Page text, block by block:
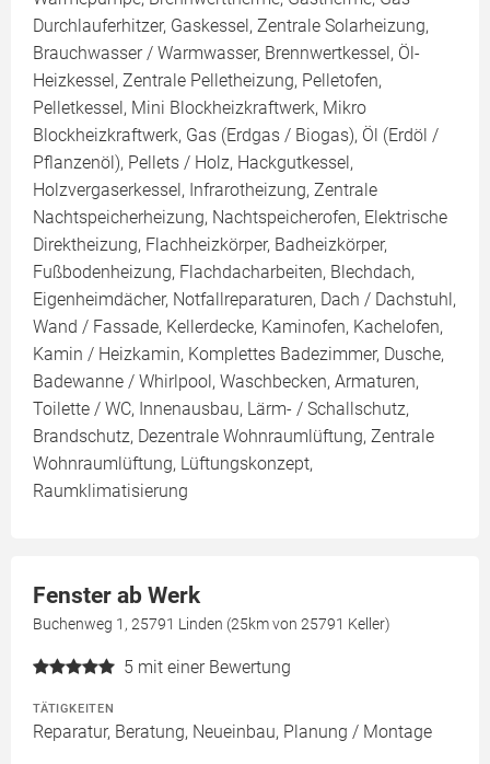
Durchlauferhitzer, Gaskessel, Zentrale Solarheizung,
Brauchwasser / Warmwasser, Brennwertkessel, Öl-
Heizkessel, Zentrale Pelletheizung, Pelletofen,
Pelletkessel, Mini Blockheizkraftwerk, Mikro
Blockheizkraftwerk, Gas (Erdgas / Biogas), Öl (Erdöl /
Pflanzenöl), Pellets / Holz, Hackgutkessel,
Holzvergaserkessel, Infrarotheizung, Zentrale
Nachtspeicherheizung, Nachtspeicherofen, Elektrische
Direktheizung, Flachheizkörper, Badheizkörper,
Fußbodenheizung, Flachdacharbeiten, Blechdach,
Eigenheimdächer, Notfallreparaturen, Dach / Dachstuhl,
Wand / Fassade, Kellerdecke, Kaminofen, Kachelofen,
Kamin / Heizkamin, Komplettes Badezimmer, Dusche,
Badewanne / Whirlpool, Waschbecken, Armaturen,
Toilette / WC, Innenausbau, Lärm- / Schallschutz,
Brandschutz, Dezentrale Wohnraumlüftung, Zentrale
Wohnraumlüftung, Lüftungskonzept,
Raumklimatisierung
Fenster ab Werk
Buchenweg 1, 25791 Linden (25km von 25791 Keller)
5 mit einer Bewertung
TÄTIGKEITEN
Reparatur, Beratung, Neueinbau, Planung / Montage